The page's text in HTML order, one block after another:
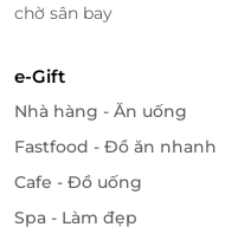
chờ sân bay
e-Gift
Nhà hàng - Ăn uống
Fastfood - Đồ ăn nhanh
Cafe - Đồ uống
Spa - Làm đẹp